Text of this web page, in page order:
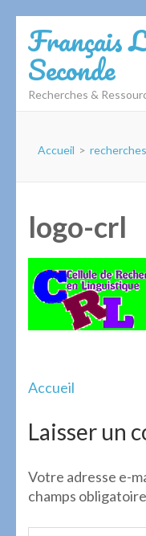
au
contenu
(Pressez
Entrée)
Français
Seconde
Recherches &
Accueil >
logo-crl
Navigation
l’article
Accueil
Laisser un
Votre adresse e-
champs